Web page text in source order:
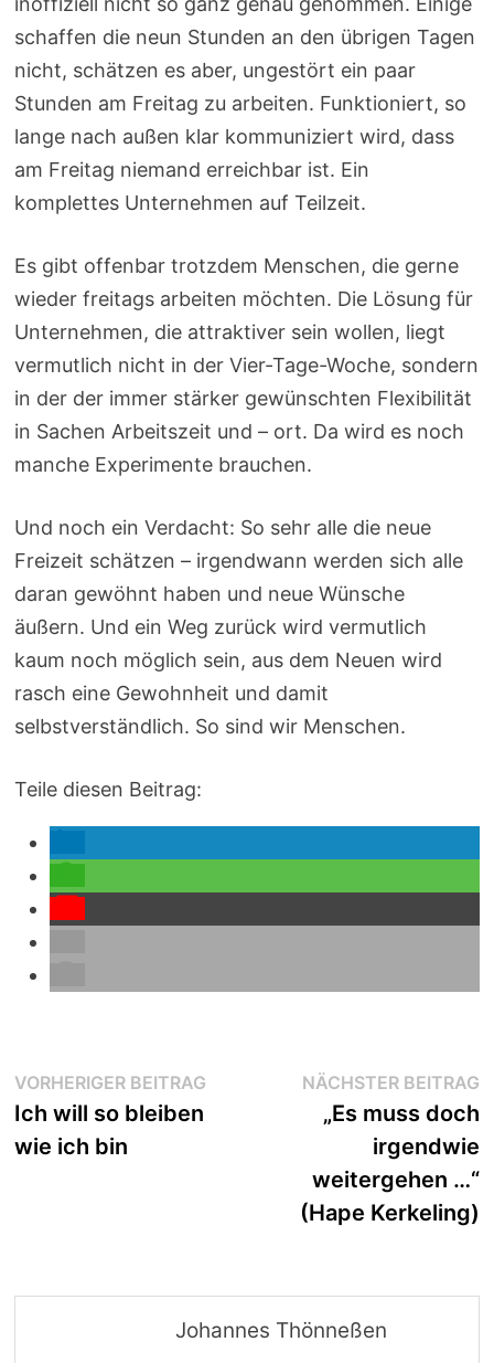
schaffen die neun Stunden an den übrigen Tagen
nicht, schätzen es aber, ungestört ein paar
Stunden am Freitag zu arbeiten. Funktioniert, so
lange nach außen klar kommuniziert wird, dass
am Freitag niemand erreichbar ist. Ein
komplettes Unternehmen auf Teilzeit.
Es gibt offenbar trotzdem Menschen, die gerne
wieder freitags arbeiten möchten. Die Lösung für
Unternehmen, die attraktiver sein wollen, liegt
vermutlich nicht in der Vier-Tage-Woche, sondern
in der der immer stärker gewünschten Flexibilität
in Sachen Arbeitszeit und – ort. Da wird es noch
manche Experimente brauchen.
Und noch ein Verdacht: So sehr alle die neue
Freizeit schätzen – irgendwann werden sich alle
daran gewöhnt haben und neue Wünsche
äußern. Und ein Weg zurück wird vermutlich
kaum noch möglich sein, aus dem Neuen wird
rasch eine Gewohnheit und damit
selbstverständlich. So sind wir Menschen.
Teile diesen Beitrag:
Beitragsnavigation
VORHERIGER BEITRAG Vorheriger
Ich will so bleiben
wie ich bin
NÄCHSTER BEITRAG
„Es muss doch
irgendwie
weitergehen …“
(Hape Kerkeling)
Johannes Thönneßen